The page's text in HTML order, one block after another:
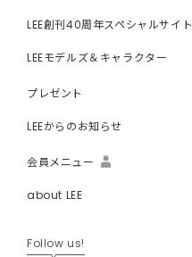
LEE創刊40周年スペシャルサイト
LEEモデルズ＆キャラクター
プレゼント
LEEからのお知らせ
会員メニュー
about LEE
Follow us!